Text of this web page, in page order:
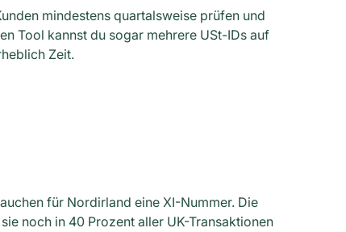
mindestens quartalsweise prüfen und
Tool kannst du sogar mehrere USt-IDs auf
Zeit.
für Nordirland eine XI-Nummer. Die
noch in 40 Prozent aller UK-Transaktionen